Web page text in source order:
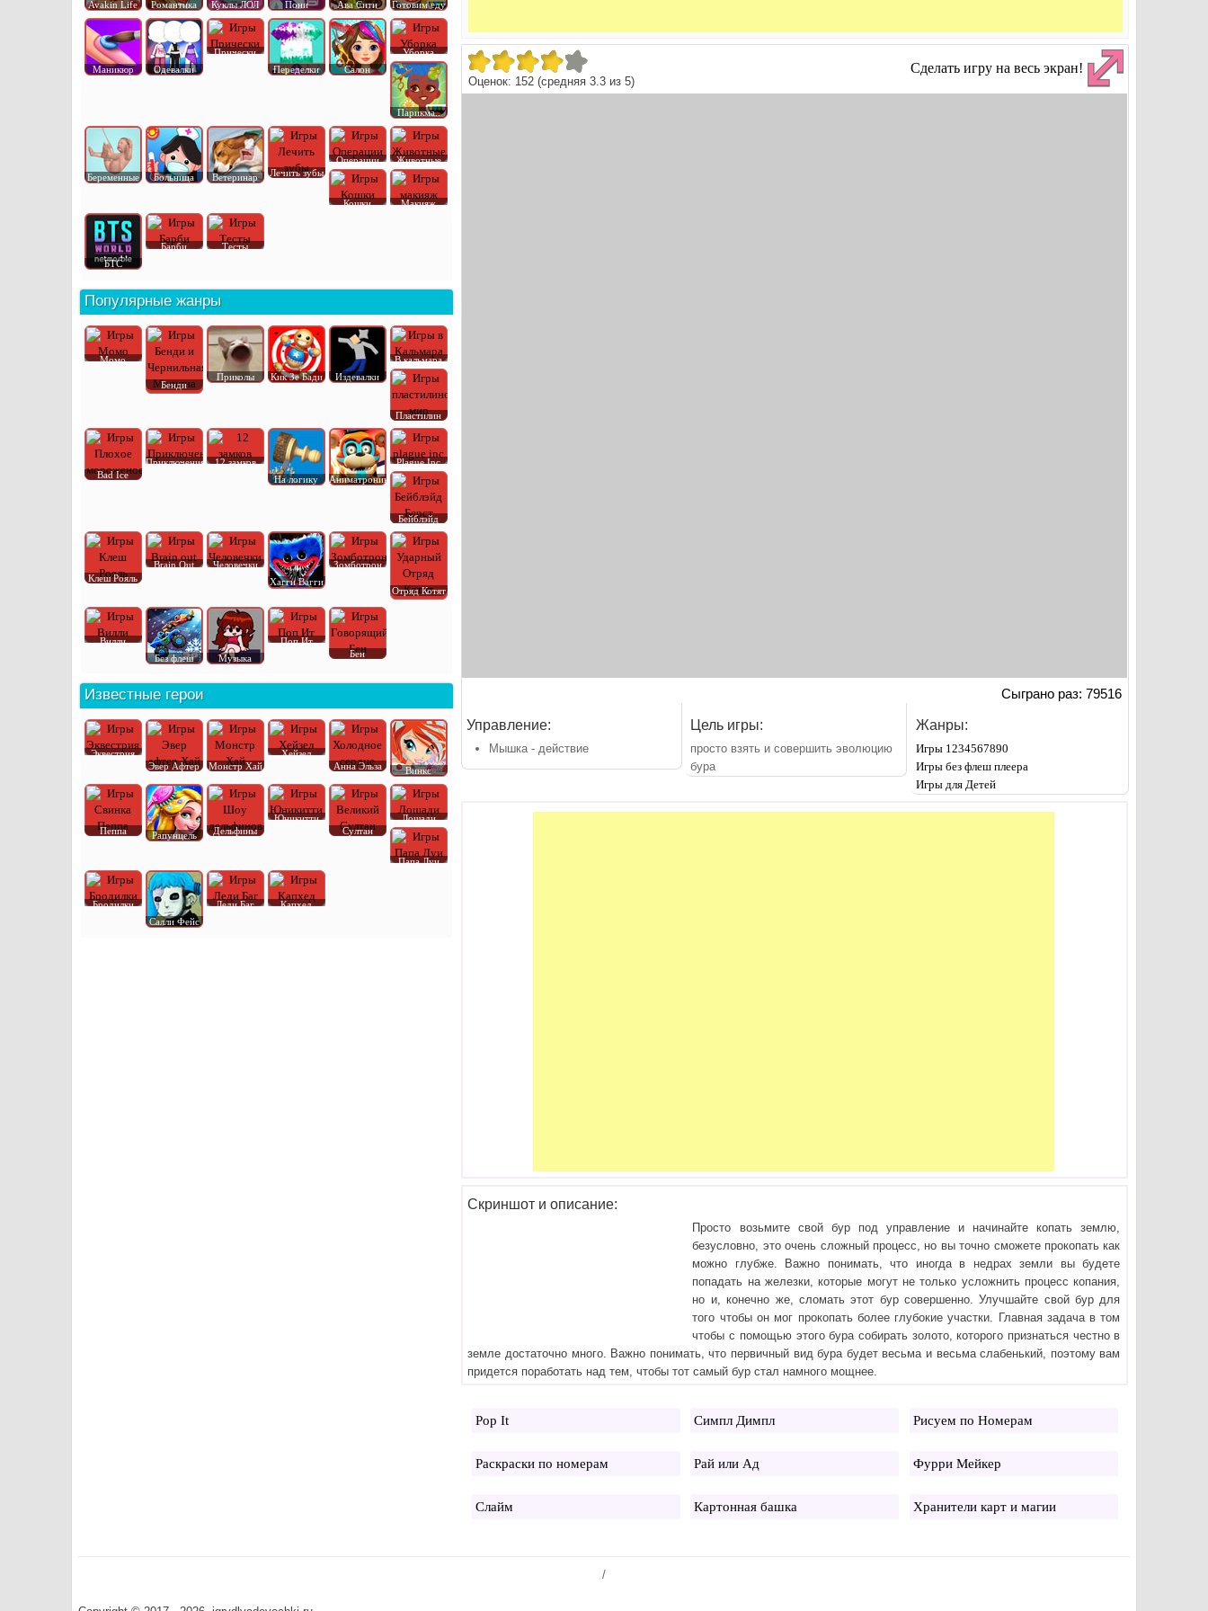
Оценок: 152 (средняя3.3 из5)
Сделать игру на весь экран!
Сыграно раз: 79516
Управление:
Мышка - действие
Цель игры:
просто взять и совершить эволюцию
бура
Жанры:
Игры 1234567890
Игры без флеш плеера
Игры для Детей
Скриншот и описание:
Просто возьмите свой бур под управление и начинайте копать землю,
безусловно, это очень сложный процесс, но вы точно сможете прокопать как
можно глубже. Важно понимать, что иногда в недрах земли вы будете
попадать на железки, которые могут не только усложнить процесс копания,
но и, конечно же, сломать этот бур совершенно. Улучшайте свой бур для
того чтобы он мог прокопать более глубокие участки. Главная задача в том
чтобы с помощью этого бура собирать золото, которого признаться честно в
земле достаточно много. Важно понимать, что первичный вид бура будет весьма и весьма слабенький, поэтому вам
придется поработать над тем, чтобы тот самый бур стал намного мощнее.
Pop It Симпл Димпл Рисуем по Номерам
Раскраски по номерам Рай или Ад Фурри Мейкер
Слайм Картонная башка Хранители карт и магии
Avakin Life Романтика Куклы ЛОЛ Пони Ава Сити Готовим еду
Маникюр Одевалки
Прически
Переделки
Салон
Уборка
Парикма..
Беременные Больница Ветеринар Лечить зубы
Операции Животные
Кошки Макияж
БТС
Барби Тесты
Популярные жанры
Момо
Бенди
Приколы Кик Зе Бади Издевалки
В кальмара
Пластилин
Bad Ice
Приключения
12 замков
На логику
Аниматроник
Plague Inc
Бейблэйд
Клеш Рояль
Brain Out
Человечки
Хагги Вагги
Зомботрон
Отряд Котят
Вилли
Без флеш
Музыка
Поп Ит
Бен
Известные герои
Эквестрия
Эвер Афтер
Монстр Хай
Хейзел
Анна Эльза
Винкс
Пеппа Рапунцель Дельфины
Юникитти
Султан
Лошади
Папа Луи
Бродилки
Салли Фейс
Леди Баг Капхед
/